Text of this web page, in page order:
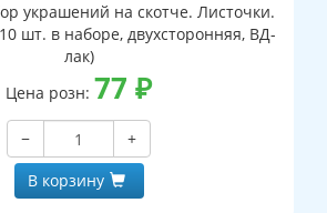
украшений на скотче. Листочки.
шт. в наборе, двухсторонняя, ВД-
лак)
Цена розн: 77 ₽
−
+
В корзину